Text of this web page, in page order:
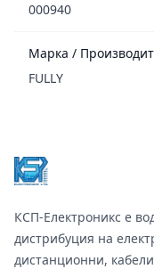
000940
Марка /
FULLY
КСП-Електроникс е
дистрибуция на
дистанционни,